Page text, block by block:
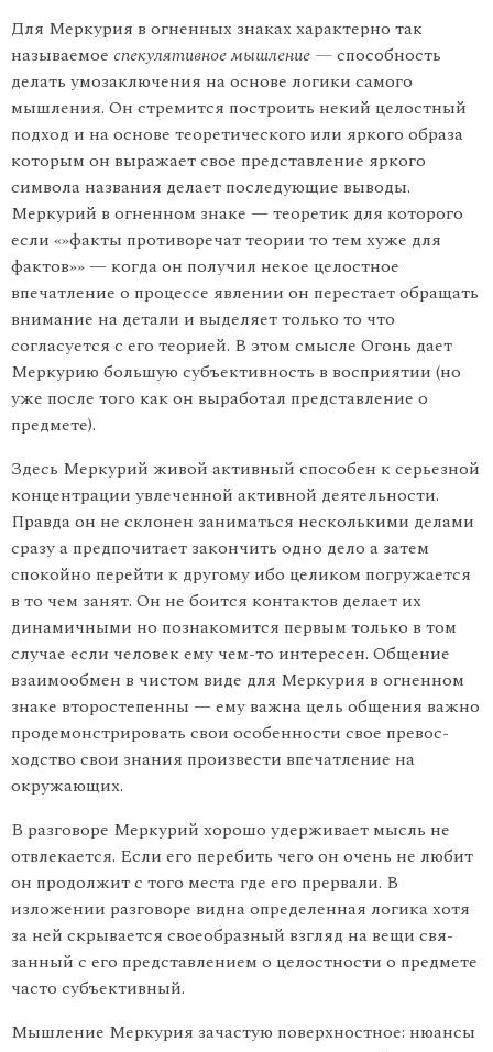
Для Меркурия в огненных знаках характерно так
называемое спекулятивное мышление — способность
делать умозаключения на основе логики самого
мышления. Он стремится построить некий це­лостный
подход и на основе теоретического или яркого образа
кото­рым он выражает свое представление яркого
символа названия делает последующие выводы.
Меркурий в огненном знаке — теоретик для которого
если «»факты противоречат теории то тем хуже для
фактов»» — когда он получил некое целостное
впечатление о процессе явлении он перестает обращать
внимание на детали и выделяет только то что
согласуется с его теорией. В этом смысле Огонь дает
Меркурию большую субъективность в восприятии (но
уже после того как он выработал представление о
предмете).
Здесь Меркурий живой активный способен к серьезной
концен­трации увлеченной активной деятельности.
Правда он не склонен заниматься несколькими делами
сразу а предпочитает закончить одно дело а затем
спокойно перейти к другому ибо целиком погру­жается
в то чем занят. Он не боится контактов делает их
динамичными но познакомится первым только в том
случае если человек ему чем-то интересен. Общение
взаимообмен в чистом виде для Меркурия в огненном
знаке второстепенны — ему важна цель общения важно
продемонстрировать свои особенности свое превос­
ходство свои знания произвести впечатление на
окружающих.
В разговоре Меркурий хорошо удерживает мысль не
отвлекает­ся. Если его перебить чего он очень не любит
он продолжит с того места где его прервали. В
изложении разговоре видна определенная логика хотя
за ней скрывается своеобразный взгляд на вещи свя­
занный с его представлением о целостности о предмете
часто субъ­ективный.
Мышление Меркурия зачастую поверхностное: нюансы